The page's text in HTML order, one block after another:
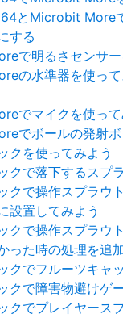
とMicrobit More
する
で明るさセンサー
の水準器を使っ
でマイクを使って
でボールの発射ボ
クを使ってみよう
クで落下するスプ
クで操作スプラウ
設置してみよう
クで操作スプラウ
った時の処理を追
クでフルーツキャ
クで障害物避けゲ
クでプレイヤース